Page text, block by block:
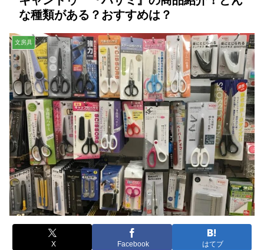
な種類がある？おすすめは？
文房具
X Facebook はてブ